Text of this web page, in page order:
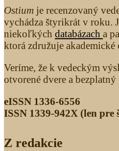
Ostium je recenzovaný
vychádza štyrikrát v roku.
niekoľkých databázach a
ktorá združuje akademické
Veríme, že k vedeckým
otvorené dvere a
eISSN 1336-6556
ISSN 1339­-942X (len pre
Z redakcie